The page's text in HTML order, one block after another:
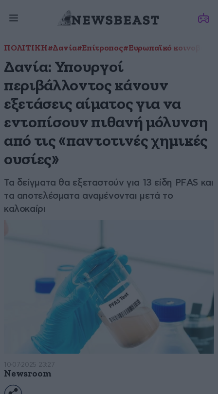
ΠΟΛΙΤΙΚΗ#Δανία#Επίτροπος#Ευρωπαϊκό
Δανία: Υπουργοί
περιβάλλοντος κάνουν
εξετάσεις αίματος για να
εντοπίσουν πιθανή μόλυνση
από τις «παντοτινές χημικές
ουσίες»
Τα δείγματα θα εξεταστούν για 13 είδη PFAS και
τα αποτελέσματα αναμένονται μετά το
καλοκαίρι
10·07·2025 23:27
Newsroom